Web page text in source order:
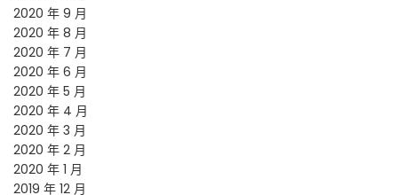
2020 年 9 月
2020 年 8 月
2020 年 7 月
2020 年 6 月
2020 年 5 月
2020 年 4 月
2020 年 3 月
2020 年 2 月
2020 年 1 月
2019 年 12 月